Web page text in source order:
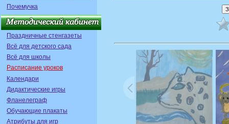
Почемучка
Праздничные стенгазеты
Всё для детского сада
Всё для школы
Расписание уроков
Календари
Дидактические игры
Фланелеграф
Обучающие плакаты
Атрибуты для игр